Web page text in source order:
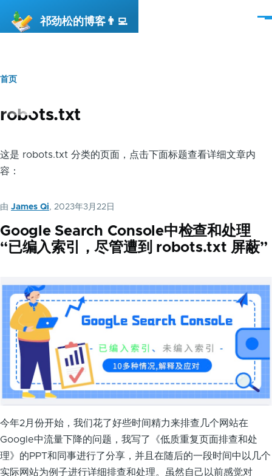
祁劲松的博客👨‍💻
菜
面
首页
robots.txt
这是 robots.txt 分类的页面，点击下面标题查看详细文章内
容：
由 James Qi, 2023年3月22日
Google Search Console中检查和处理
“已编入索引，尽管遭到 robots.txt 屏蔽”
今年2月份开始，我们花了好些时间精力来排查几个网站在
Google中流量下降的问题，我写了《低质重复页面排查和处
理》的PPT和同事进行了分享，并且在随后的一段时间中以几个
实际网站为例子进行详细排查和处理。虽然自己以前感觉对